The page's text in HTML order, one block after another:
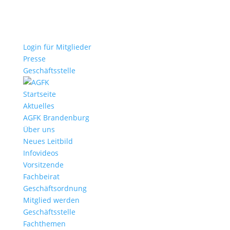
Login für Mitglieder
Presse
Geschäftsstelle
Startseite
Aktuelles
AGFK Brandenburg
Über uns
Neues Leitbild
Infovideos
Vorsitzende
Fachbeirat
Geschäftsordnung
Mitglied werden
Geschäftsstelle
Fachthemen